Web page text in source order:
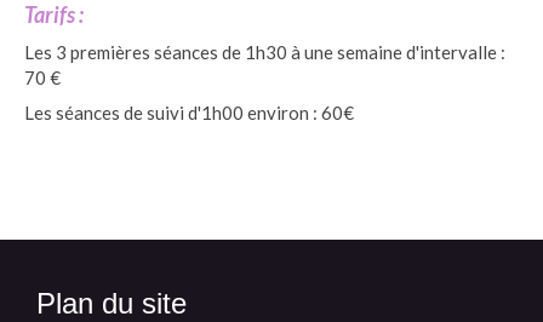
Tarifs :
Les 3 premières séances de 1h30 à une semaine d'intervalle :
70 €
Les séances de suivi d'1h00 environ : 60€
Plan du site